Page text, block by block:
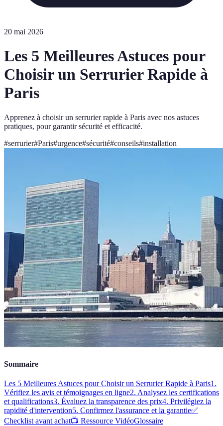
20 mai 2026
Les 5 Meilleures Astuces pour
Choisir un Serrurier Rapide à
Paris
Apprenez à choisir un serrurier rapide à Paris avec nos astuces
pratiques, pour garantir sécurité et efficacité.
#serrurier#Paris#urgence#sécurité#conseils#installation
Sommaire
Les 5 Meilleures Astuces pour Choisir un Serrurier Rapide à Paris1.
Vérifiez les avis et témoignages en ligne2. Analysez les certifications
et qualifications3. Évaluez la transparence des prix4. Privilégiez la
rapidité d'intervention5. Confirmez l'assurance et la garantie✅
Checklist avant achat📺 Ressource VidéoGlossaire